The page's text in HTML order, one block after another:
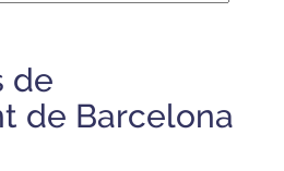
de
de Barcelona